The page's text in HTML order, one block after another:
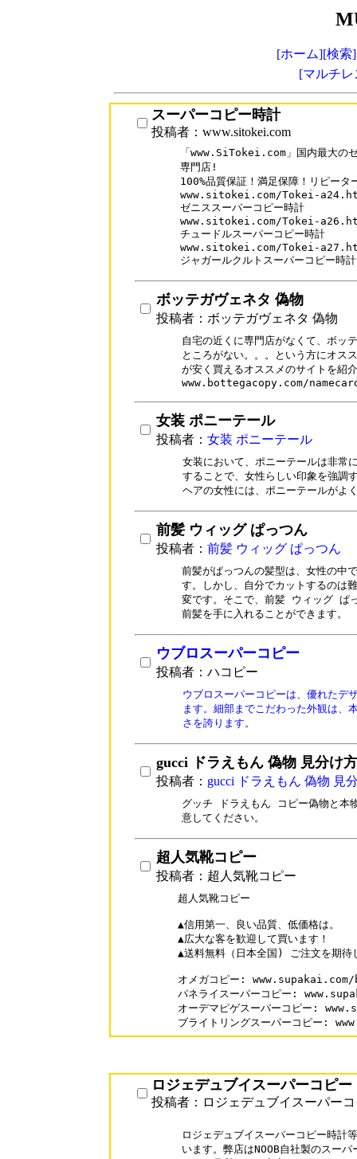
[ホーム][検索]
[マルチ
スーパーコピー時計
投稿者：www.sitokei.com
「www.SiTokei.com」国内最大の
専門店!
100%品質保証！満足保障！リピー
www.sitokei.com/Tokei-
ゼニススーパーコピー時計
www.sitokei.com/Tokei-
チュードルスーパーコピー時計
www.sitokei.com/Tokei-
ジャガールクルトスーパーコピー時計
ボッテガヴェネタ 偽物
投稿者：ボッテガヴェネタ 偽物
自宅の近くに専門店がなくて、ボ
ところがない。。。という方にオス
が安く買えるオススメのサイトを紹
女装 ポニーテール
投稿者： 女装 ポニーテール
女装において、ポニーテールは非常
することで、女性らしい印象を強調
ヘアの女性には、ポニーテールがよ
前髪 ウィッグ ぱっつん
投稿者： 前髪 ウィッグ ぱっつん
前髪がぱっつんの髪型は、女性の中
す。しかし、自分でカットするのは
変です。そこで、前髪 ウィッグ ぱ
前髪を手に入れることができます。
ウブロスーパーコピー
投稿者：ハコピー
ウブロスーパーコピーは、優れたデ
ます。細部までこだわった外観は、
さを誇ります。
gucci ドラえもん 偽物 見分け方
投稿者： gucci ドラえもん 偽物 見
グッチ ドラえもん コピー偽物と本
意してください。
超人気靴コピー
投稿者：超人気靴コピー
超人気靴コピー
▲信用第一、良い品質、低価格は。
▲広大な客を歓迎して買います！
▲送料無料（日本全国) ご注文を期
オメガコピー:
パネライスーパーコピー:
オーデマピゲスーパーコピー:
ブライトリングスーパーコピー
ロジェデュブイスーパーコピー
投稿者：ロジェデュブイスーパー
ロジェデュブイスーパーコピー時計
います。弊店はNOOB自社製のスー